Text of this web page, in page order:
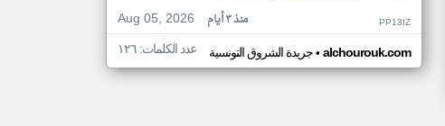
Aug 05, 2026
منذ ٣ أيام PP13IZ
جريدة الشروق التونسية• alchourouk.com عدد الكلمات: ١٢٦